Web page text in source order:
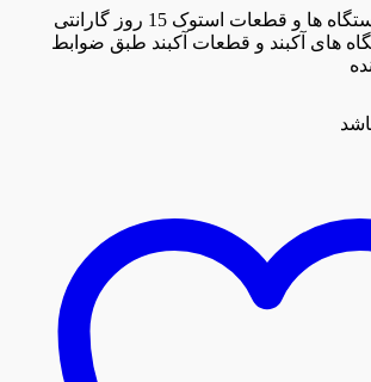
دستگاه ها و قطعات استوک 15 روز گارانتی
های آکبند و قطعات آکبند طبق ضوابط